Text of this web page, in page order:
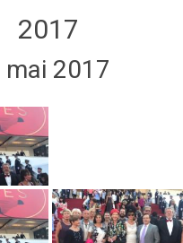
2017
2017